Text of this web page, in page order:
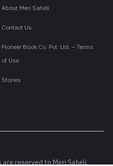
About Meri Saheli
Contact Us
Pioneer Book Co. Pvt. Ltd. – Terms
of Use
Stories
reserved to Meri Saheli.